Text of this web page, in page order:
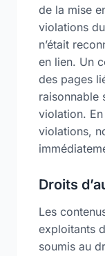
de la mise
violations
n’était
en lien. Un
des pages
raisonnable
violation.
violations,
Droits
Les
exploitants
soumis au